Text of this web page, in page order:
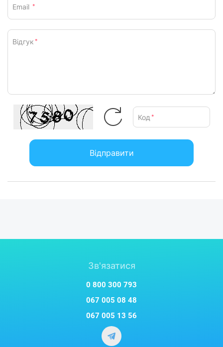
Email *
Відгук *
Код *
Відправити
Зв'язатися
0 800 300 793
067 005 08 48
067 005 13 56